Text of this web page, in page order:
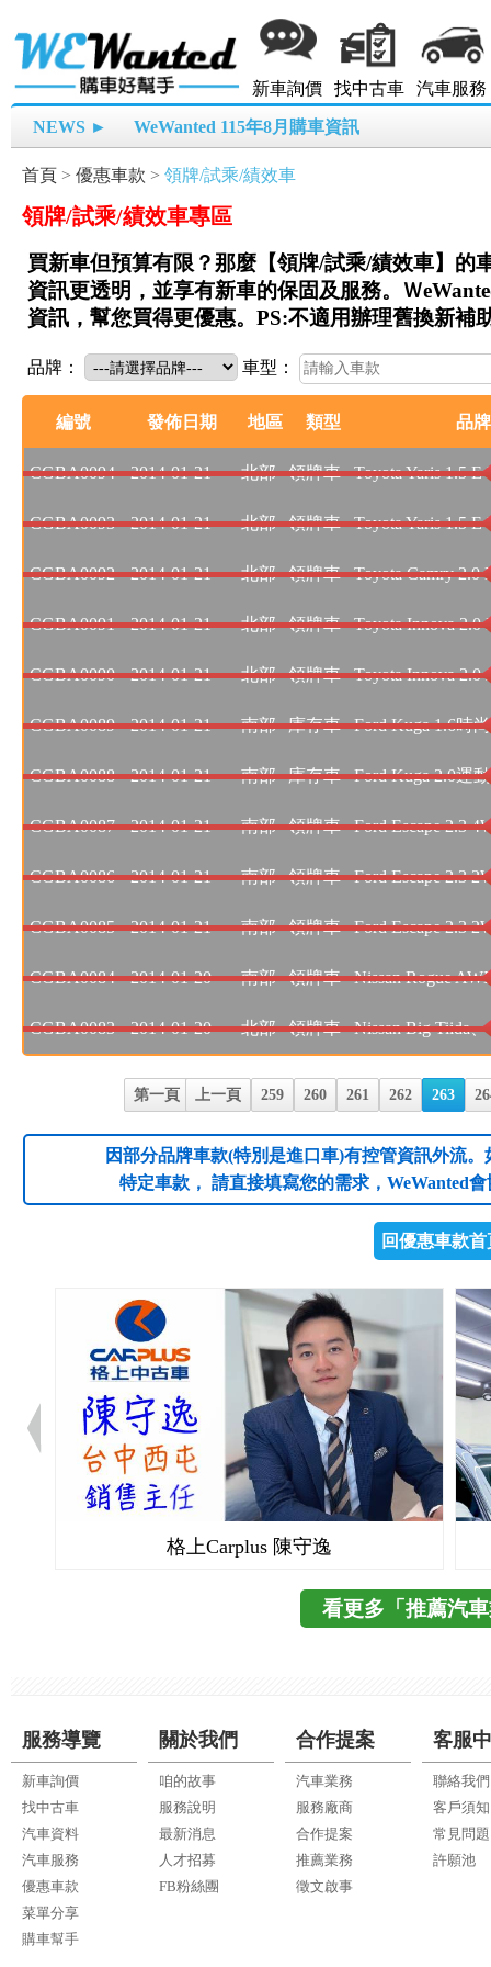
新車詢價 找中古車 汽車服務
NEWS ► WeWanted 115年8月購車資訊
首頁 > 優惠車款 > 領牌/試乘/績效車
領牌/試乘/績效車專區
買新車但預算有限？那麼【領牌/試乘/績效車】的
資訊更透明，並享有新車的保固及服務。Ｗ
資訊，幫您買得更優惠。PS:不適用辦理舊換新補
品牌： 車型：
編號 發佈日期 地區 類型 品
CGBA0094 2014-01-21 北部 領牌車 Toyota Yaris 1.5 E
CGBA0093 2014-01-21 北部 領牌車 Toyota Yaris 1.5 E
CGBA0092 2014-01-21 北部 領牌車 Toyota Camry 2.0
CGBA0091 2014-01-21 北部 領牌車 Toyota Innova 2.0
CGBA0090 2014-01-21 北部 領牌車 Toyota Innova 2.0
CGBA0089 2014-01-21 南部 庫存車 Ford Kuga 1.6時
CGBA0088 2014-01-21 南部 庫存車 Ford Kuga 2.0運
CGBA0087 2014-01-21 南部 領牌車 Ford Escape 2.3
CGBA0086 2014-01-21 南部 領牌車 Ford Escape 2.3
CGBA0085 2014-01-21 南部 領牌車 Ford Escape 2.3
CGBA0084 2014-01-20 南部 領牌車 Nissan Rogue
CGBA0083 2014-01-20 北部 領牌車 Nissan Big Tiida
第一頁 上一頁 259 260 261 262 263
因部分品牌車款(特別是進口車)有控管資訊外流
特定車款， 請直接填寫您的需求，WeWanted
回優惠車款首
格上Carplus 陳守逸
看更多「推薦汽
服務導覽
新車詢價
找中古車
汽車資料
汽車服務
優惠車款
菜單分享
購車幫手
關於我們
咱的故事
服務說明
最新消息
人才招募
FB粉絲團
合作提案
汽車業務
服務廠商
合作提案
推薦業務
徵文啟事
客服
聯絡我們
客戶須知
常見問題
許願池